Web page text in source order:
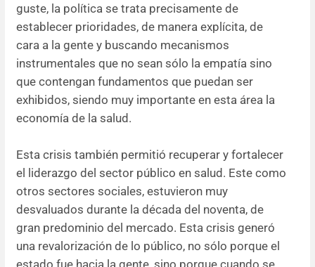
guste, la política se trata precisamente de
establecer prioridades, de manera explícita, de
cara a la gente y buscando mecanismos
instrumentales que no sean sólo la empatía sino
que contengan fundamentos que puedan ser
exhibidos, siendo muy importante en esta área la
economía de la salud.
Esta crisis también permitió recuperar y fortalecer
el liderazgo del sector público en salud. Este como
otros sectores sociales, estuvieron muy
desvaluados durante la década del noventa, de
gran predominio del mercado. Esta crisis generó
una revalorización de lo público, no sólo porque el
estado fue hacia la gente, sino porque cuando se